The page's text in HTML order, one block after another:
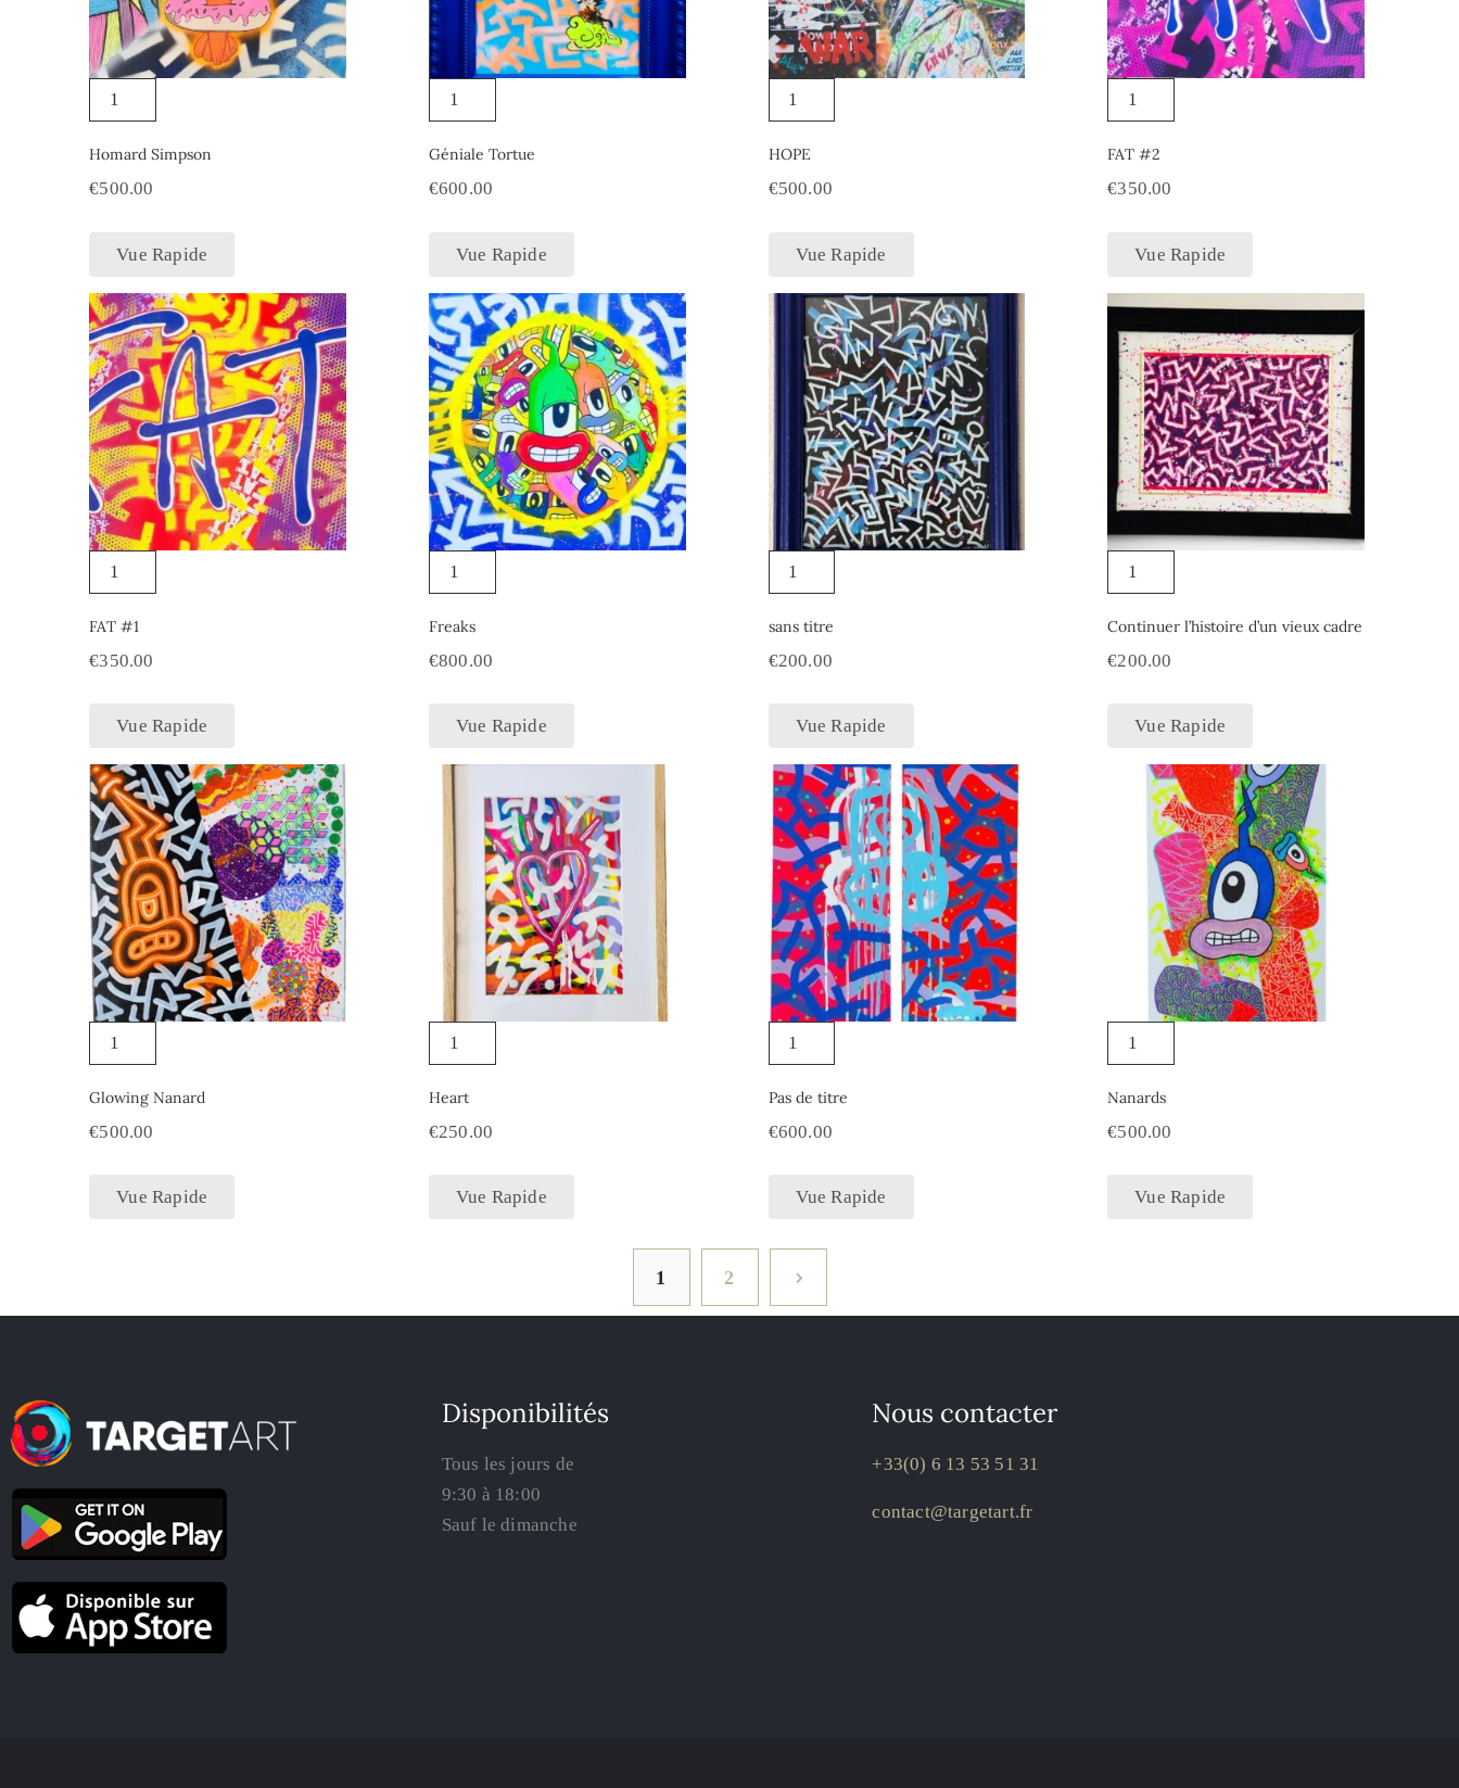
Homard Simpson
€500.00
Vue Rapide
Géniale Tortue
€600.00
Vue Rapide
HOPE
€500.00
Vue Rapide
FAT #2
€350.00
Vue Rapide
FAT #1
€350.00
Vue Rapide
Freaks
€800.00
Vue Rapide
sans titre
€200.00
Vue Rapide
Continuer l’histoire d’un vieux cadre
€200.00
Vue Rapide
Glowing Nanard
€500.00
Vue Rapide
Heart
€250.00
Vue Rapide
Pas de titre
€600.00
Vue Rapide
Nanards
€500.00
Vue Rapide
1 2
Disponibilités
Tous les jours de
9:30 à 18:00
Sauf le dimanche
Nous contacter
+33(0) 6 13 53 51 31
contact@targetart.fr